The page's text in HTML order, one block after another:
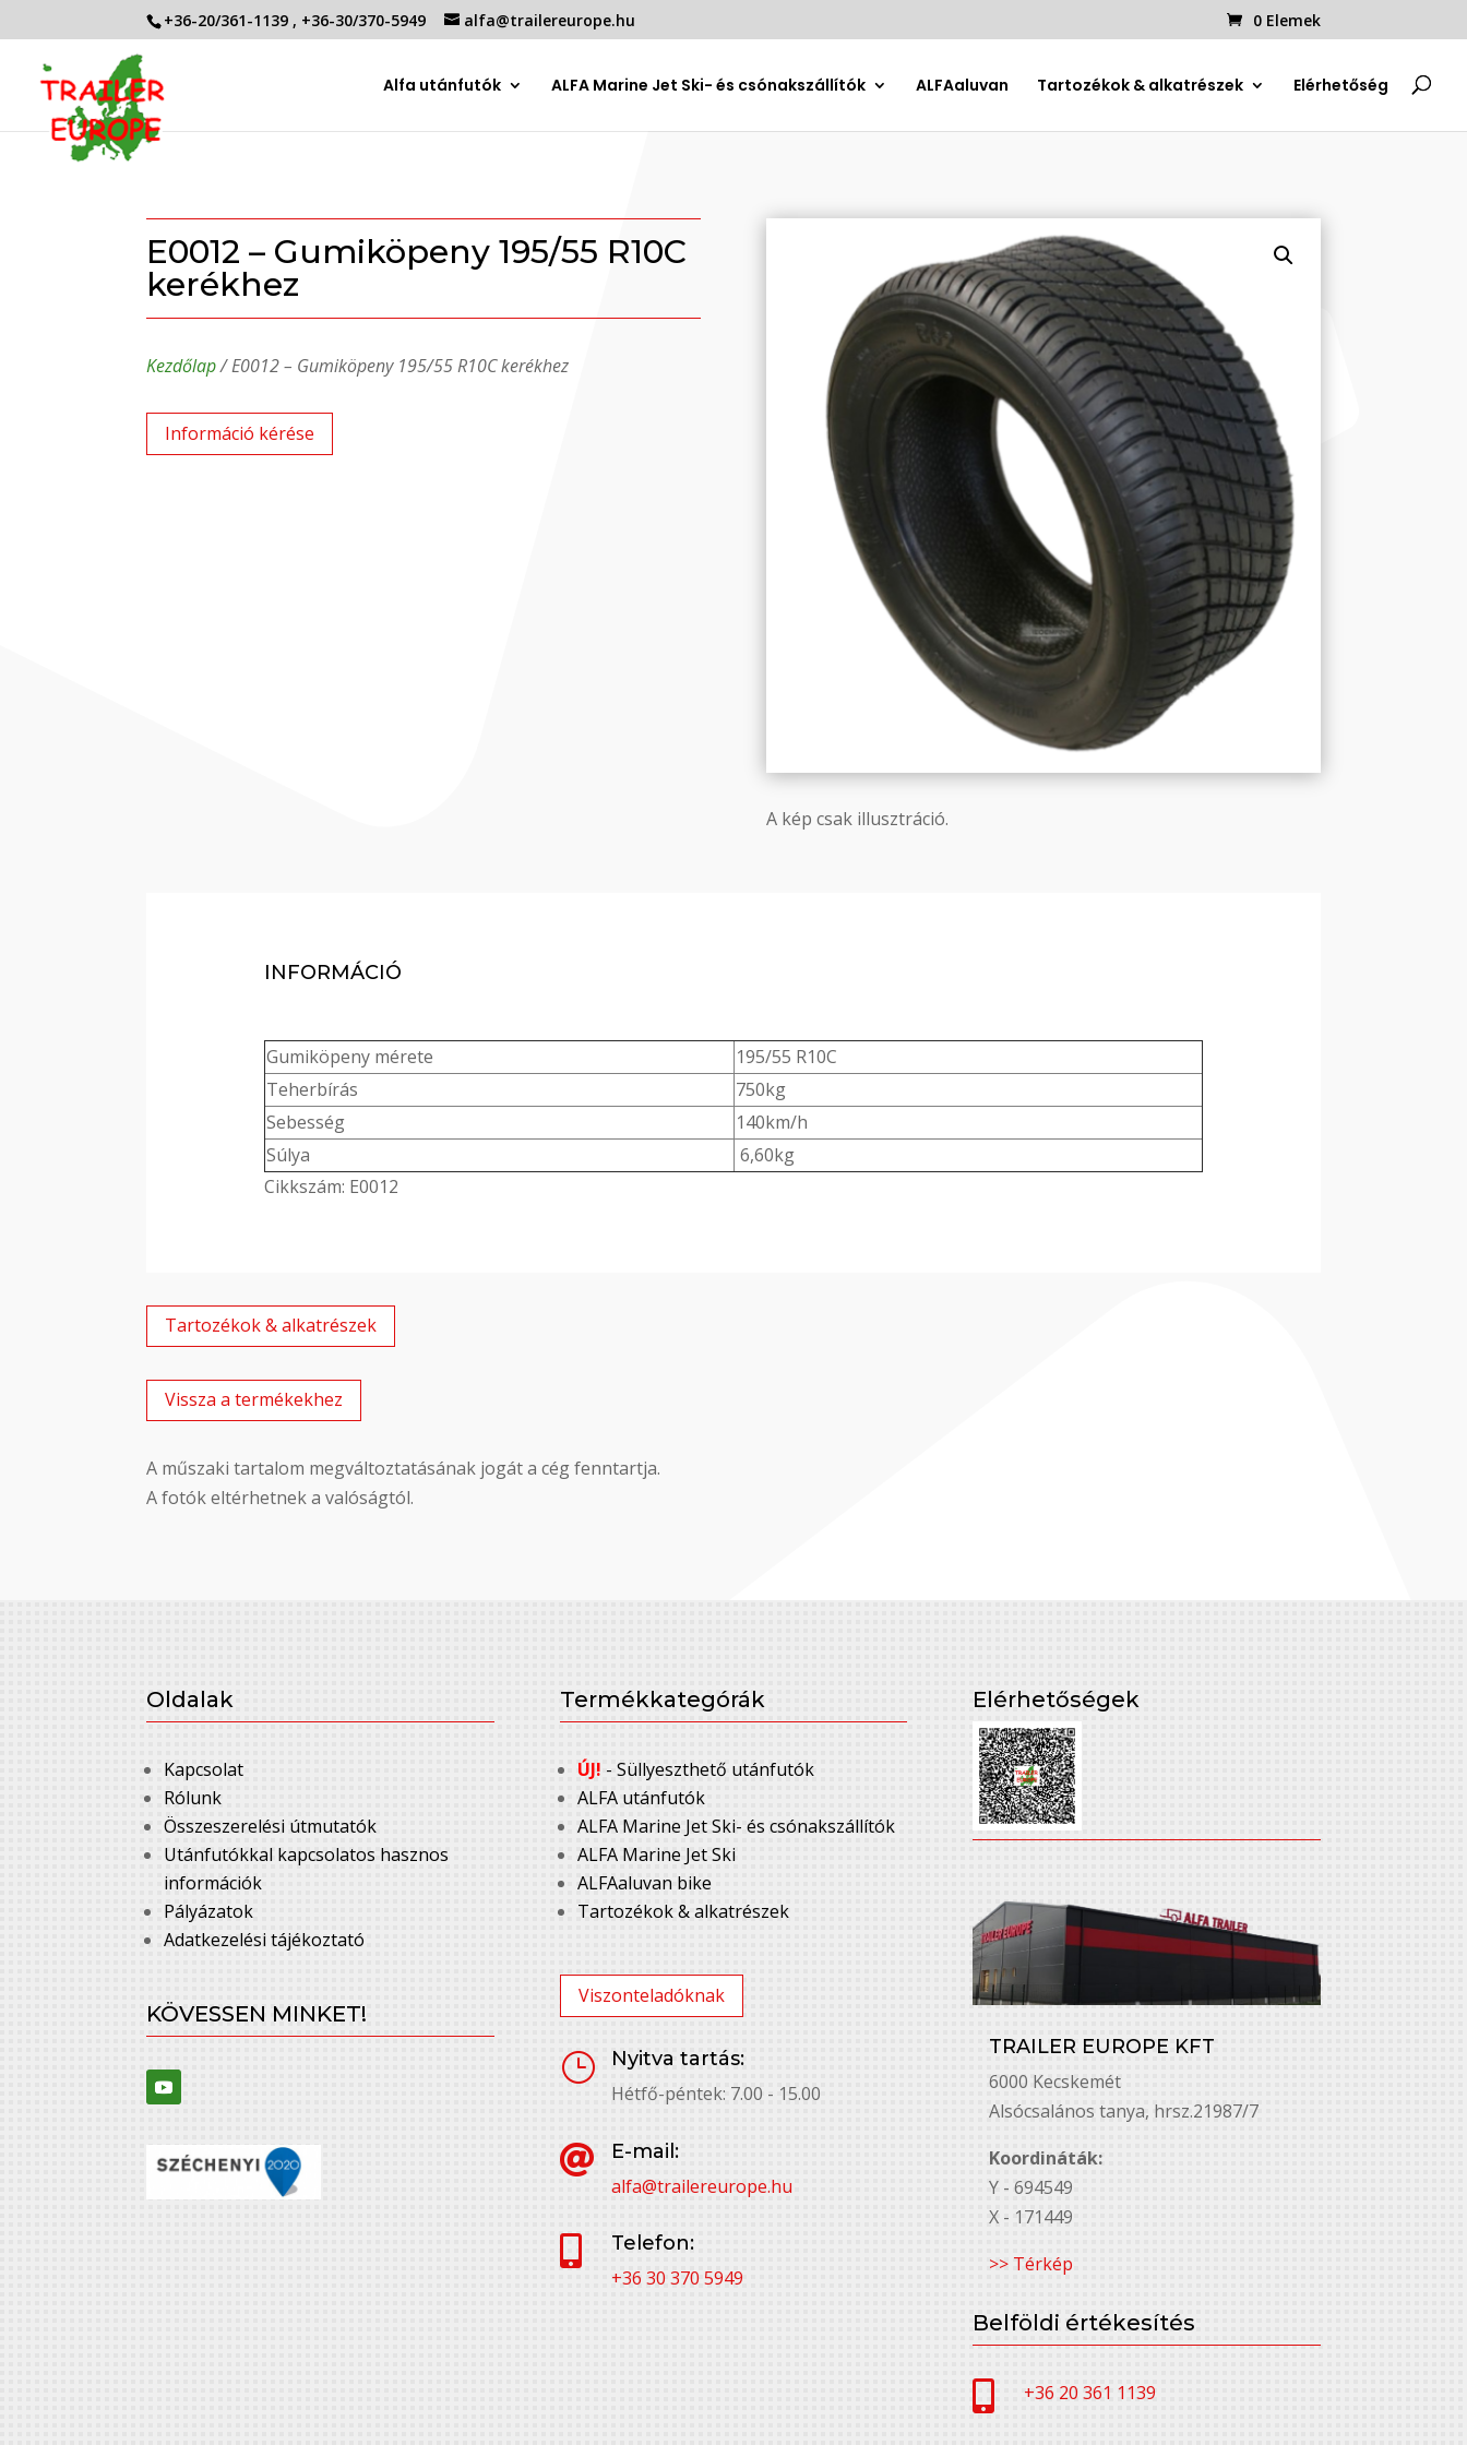
+36-20/361-1139 , +36-30/370-5949 alfa@trailereurope.hu 0 Elemek
Alfa utánfutók ALFA Marine Jet Ski- és csónakszállítók ALFAaluvan Tartozékok & alkatrészek Elérhetőség
E0012 – Gumiköpeny 195/55 R10C
kerékhez
Kezdőlap/ E0012 – Gumiköpeny 195/55 R10C kerékhez
Információ kérése
A kép csak illusztráció.
INFORMÁCIÓ
Gumiköpeny mérete
195/55 R10C
Teherbírás
750kg
Sebesség
140km/h
Súlya
6,60kg
Cikkszám: E0012
Tartozékok & alkatrészek
Vissza a termékekhez
A műszaki tartalom megváltoztatásának jogát a cég fenntartja.
A fotók eltérhetnek a valóságtól.
Oldalak
Kapcsolat
Rólunk
Összeszerelési útmutatók
Utánfutókkal kapcsolatos hasznos
információk
Pályázatok
Adatkezelési tájékoztató
KÖVESSEN MINKET!
Termékkategórák
ÚJ! - Süllyeszthető utánfutók
ALFA utánfutók
ALFA Marine Jet Ski- és csónakszállítók
ALFA Marine Jet Ski
ALFAaluvan bike
Tartozékok & alkatrészek
Viszonteladóknak
}
Nyitva tartás:
Hétfő-péntek: 7.00 - 15.00

E-mail:
alfa@trailereurope.hu

Telefon:
+36 30 370 5949
Elérhetőségek
TRAILER EUROPE KFT
6000 Kecskemét
Alsó￳csalános tanya, hrsz.21987/7
Koordináták:
Y - 694549
X - 171449
>> Térkép
Belföldi értékesítés
 +36 20 361 1139